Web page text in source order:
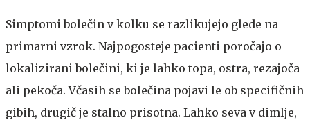
Simptomi bolečin v kolku se razlikujejo glede na
primarni vzrok. Najpogosteje pacienti poročajo o
lokalizirani bolečini, ki je lahko topa, ostra, rezajoča
ali pekoča. Včasih se bolečina pojavi le ob specifičnih
gibih, drugič je stalno prisotna. Lahko seva v dimlje,